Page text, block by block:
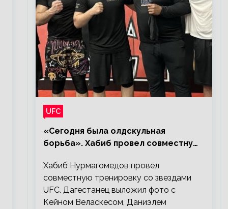
UFC
«Сегодня была олдскульная
борьба». Хабиб провел совместную
Хабиб Нурмагомедов провел
совместную тренировку со звездами
UFC. Дагестанец выложил фото с
Кейном Веласкесом, Даниэлем